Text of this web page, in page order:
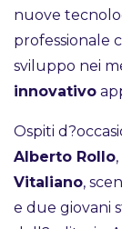
nuove
professionale
sviluppo nei
innovativo
Ospiti
Alberto Rollo
Vitaliano,
e due giovani